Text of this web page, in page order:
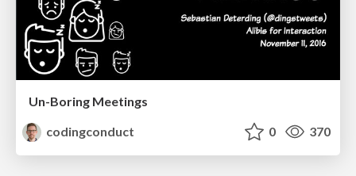
Un-Boring Meetings
codingconduct
0 370